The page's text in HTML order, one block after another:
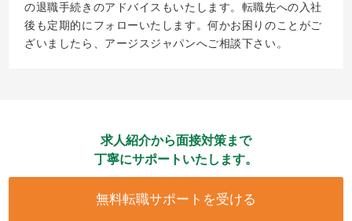
の退職手続きのアドバイスもいたします。転職先への入社
後も定期的にフォローいたします。何かお困りのことがご
ざいましたら、アージスジャパンへご相談下さい。
求人紹介から面接対策まで
丁寧にサポートいたします。
無料転職サポートを受ける